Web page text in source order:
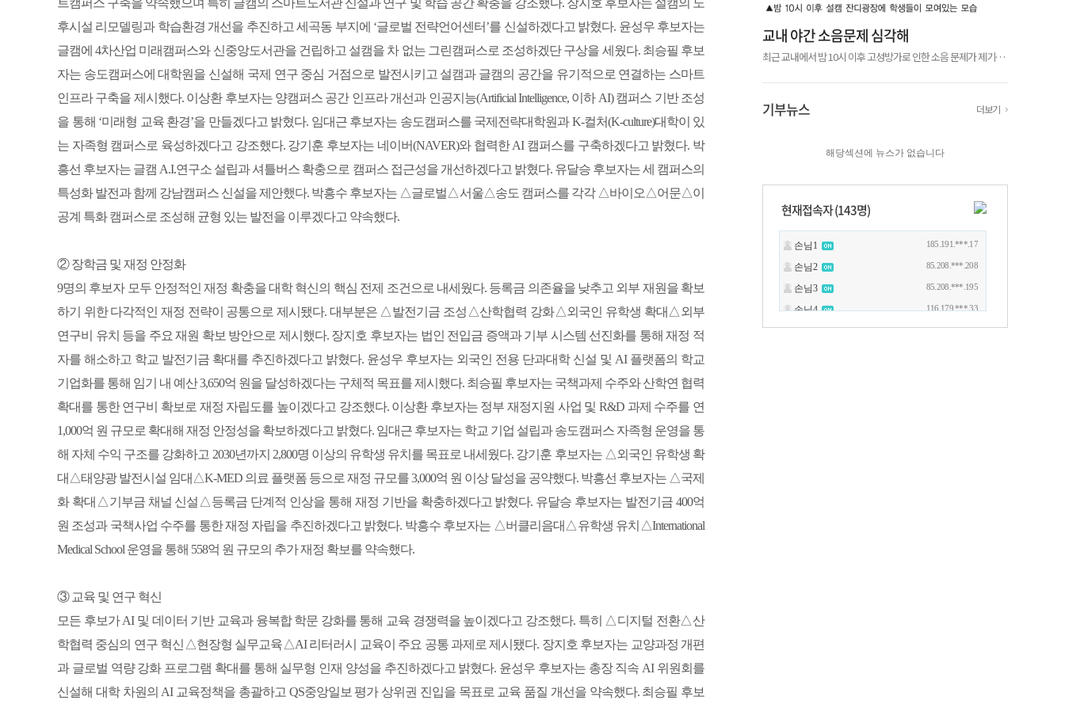
트캠퍼스 구축을 약속했으며 특히 글캠의 스마트도서관 신설과 연구 및 학습 공간 확충을 강조했다. 장지호 후보자는 설캠의 노
후시설 리모델링과 학습환경 개선을 추진하고 세곡동 부지에 ‘글로벌 전략언어센터’를 신설하겠다고 밝혔다. 윤성우 후보자는
글캠에 4차산업 미래캠퍼스와 신중앙도서관을 건립하고 설캠을 차 없는 그린캠퍼스로 조성하겠단 구상을 세웠다. 최승필 후보
자는 송도캠퍼스에 대학원을 신설해 국제 연구 중심 거점으로 발전시키고 설캠과 글캠의 공간을 유기적으로 연결하는 스마트
인프라 구축을 제시했다. 이상환 후보자는 양캠퍼스 공간 인프라 개선과 인공지능(Artificial Intelligence, 이하 AI) 캠퍼스 기반 조성
을 통해 ‘미래형 교육 환경’을 만들겠다고 밝혔다. 임대근 후보자는 송도캠퍼스를 국제전략대학원과 K-컬처(K-culture)대학이 있
는 자족형 캠퍼스로 육성하겠다고 강조했다. 강기훈 후보자는 네이버(NAVER)와 협력한 AI 캠퍼스를 구축하겠다고 밝혔다. 박
흥선 후보자는 글캠 A.I.연구소 설립과 셔틀버스 확충으로 캠퍼스 접근성을 개선하겠다고 밝혔다. 유달승 후보자는 세 캠퍼스의
특성화 발전과 함께 강남캠퍼스 신설을 제안했다. 박흥수 후보자는 △글로벌△서울△송도 캠퍼스를 각각 △바이오△어문△이
공계 특화 캠퍼스로 조성해 균형 있는 발전을 이루겠다고 약속했다.
② 장학금 및 재정 안정화
9명의 후보자 모두 안정적인 재정 확충을 대학 혁신의 핵심 전제 조건으로 내세웠다. 등록금 의존율을 낮추고 외부 재원을 확보
하기 위한 다각적인 재정 전략이 공통으로 제시됐다. 대부분은 △발전기금 조성△산학협력 강화△외국인 유학생 확대△외부
연구비 유치 등을 주요 재원 확보 방안으로 제시했다. 장지호 후보자는 법인 전입금 증액과 기부 시스템 선진화를 통해 재정 적
자를 해소하고 학교 발전기금 확대를 추진하겠다고 밝혔다. 윤성우 후보자는 외국인 전용 단과대학 신설 및 AI 플랫폼의 학교
기업화를 통해 임기 내 예산 3,650억 원을 달성하겠다는 구체적 목표를 제시했다. 최승필 후보자는 국책과제 수주와 산학연 협력
확대를 통한 연구비 확보로 재정 자립도를 높이겠다고 강조했다. 이상환 후보자는 정부 재정지원 사업 및 R&D 과제 수주를 연
1,000억 원 규모로 확대해 재정 안정성을 확보하겠다고 밝혔다. 임대근 후보자는 학교 기업 설립과 송도캠퍼스 자족형 운영을 통
해 자체 수익 구조를 강화하고 2030년까지 2,800명 이상의 유학생 유치를 목표로 내세웠다. 강기훈 후보자는 △외국인 유학생 확
대△태양광 발전시설 임대△K-MED 의료 플랫폼 등으로 재정 규모를 3,000억 원 이상 달성을 공약했다. 박흥선 후보자는 △국제
화 확대△기부금 채널 신설△등록금 단계적 인상을 통해 재정 기반을 확충하겠다고 밝혔다. 유달승 후보자는 발전기금 400억
원 조성과 국책사업 수주를 통한 재정 자립을 추진하겠다고 밝혔다. 박흥수 후보자는 △버클리음대△유학생 유치△International
Medical School 운영을 통해 558억 원 규모의 추가 재정 확보를 약속했다.
③ 교육 및 연구 혁신
모든 후보가 AI 및 데이터 기반 교육과 융복합 학문 강화를 통해 교육 경쟁력을 높이겠다고 강조했다. 특히 △디지털 전환△산
학협력 중심의 연구 혁신△현장형 실무교육△AI 리터러시 교육이 주요 공통 과제로 제시됐다. 장지호 후보자는 교양과정 개편
과 글로벌 역량 강화 프로그램 확대를 통해 실무형 인재 양성을 추진하겠다고 밝혔다. 윤성우 후보자는 총장 직속 AI 위원회를
신설해 대학 차원의 AI 교육정책을 총괄하고 QS중앙일보 평가 상위권 진입을 목표로 교육 품질 개선을 약속했다. 최승필 후보
교내 야간 소음문제 심각해
최근 교내에서 밤 10시 이후 고성방가로 인한 소음 문제가 제기됐
편을 표하는 글...
기부뉴스 더보기
해당섹션에 뉴스가 없습니다
현재접속자 (143명)